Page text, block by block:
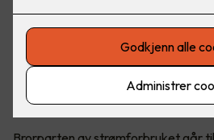
Styring av «dumme
naturlig del av smart strømsparing.
Varmtvann er nummer
kostnadslisten